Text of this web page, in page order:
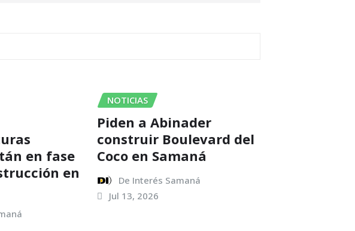
en fase
en
NOTICIAS
Piden a Abinader
construir Boulevard del
Coco en Samaná
De Interés Samaná
Jul 13, 2026